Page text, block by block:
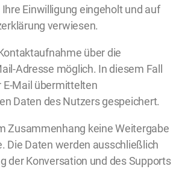
Einwilligung eingeholt und auf
verwiesen.
über die
Adresse möglich. In diesem Fall
Mail übermittelten
Daten des Nutzers gespeichert.
Zusammenhang keine Weitergabe
Die Daten werden ausschließlich
der Konversation und des Supports